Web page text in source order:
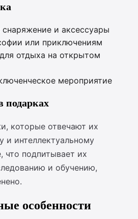
снаряжение и аксессуары
или приключениям
отдыха на открытом
мероприятие
подарках
которые отвечают их
и интеллектуальному
что подпитывает их
и обучению,
особенности